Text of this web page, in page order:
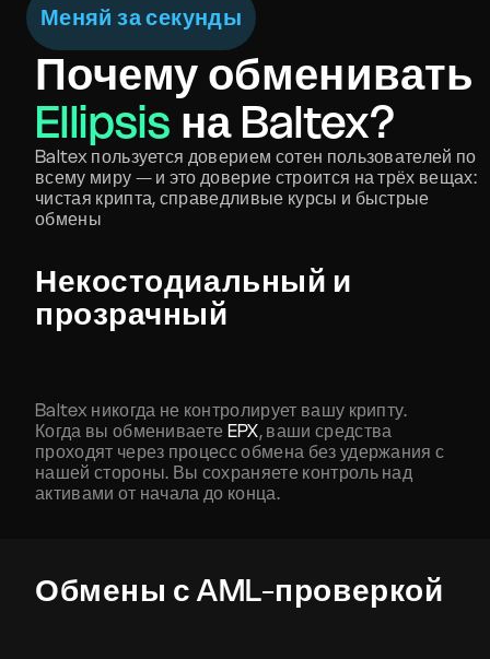
Меняй за секунды
Почему обменивать
Ellipsis на Baltex?
Baltex пользуется доверием сотен пользователей по
всему миру — и это доверие строится на трёх вещах:
чистая крипта, справедливые курсы и быстрые
обмены
Некостодиальный и
прозрачный
Baltex никогда не контролирует вашу крипту.
Когда вы обмениваете EPX, ваши средства
проходят через процесс обмена без удержания с
нашей стороны. Вы сохраняете контроль над
активами от начала до конца.
Обмены с AML-проверкой